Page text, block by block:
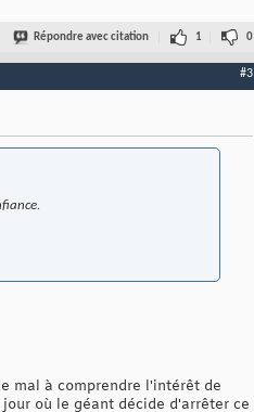
Répondre avec citation 1 0
#3
mal à comprendre l'intérêt de
où le géant décide d'arrêter ce